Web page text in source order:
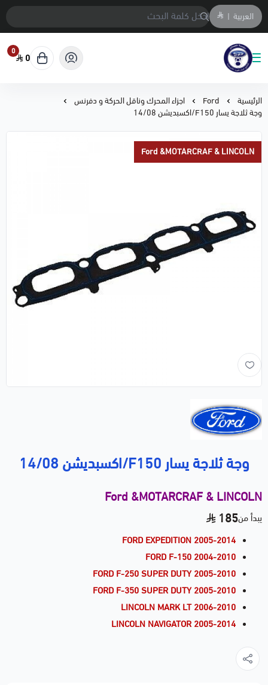
العربية |
متجر المحمادي لقطع السيارات
0
0
الرئيسية Ford
اجزاء المحرك وناقل الحركة و دفرنس
وجة ثلاجة يسار F150/اكسبديشن 14/08
Ford &MOTARCRAF & LINCOLN
وجة ثلاجة يسار F150/اكسبديشن 14/08
Ford &MOTARCRAF & LINCOLN
يبدأ من185
FORD EXPEDITION 2005-2014
FORD F-150 2004-2010
FORD F-250 SUPER DUTY 2005-2010
FORD F-350 SUPER DUTY 2005-2010
LINCOLN MARK LT 2006-2010
LINCOLN NAVIGATOR 2005-2014